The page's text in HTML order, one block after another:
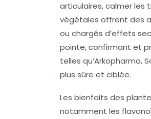
articulaires, calmer les
végétales offrent des
ou chargés d’effets
pointe, confirmant et
telles qu’Arkopharma,
plus sûre et ciblée.
Les bienfaits des
notamment les